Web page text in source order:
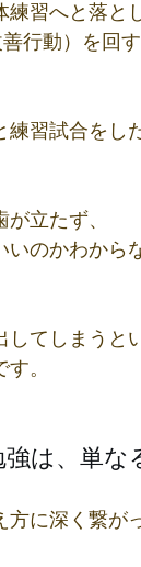
習へと落と
行動）を回
習試合をし
立たず、
いのかわか
てしまうと
。
は、単な
に深く繋が